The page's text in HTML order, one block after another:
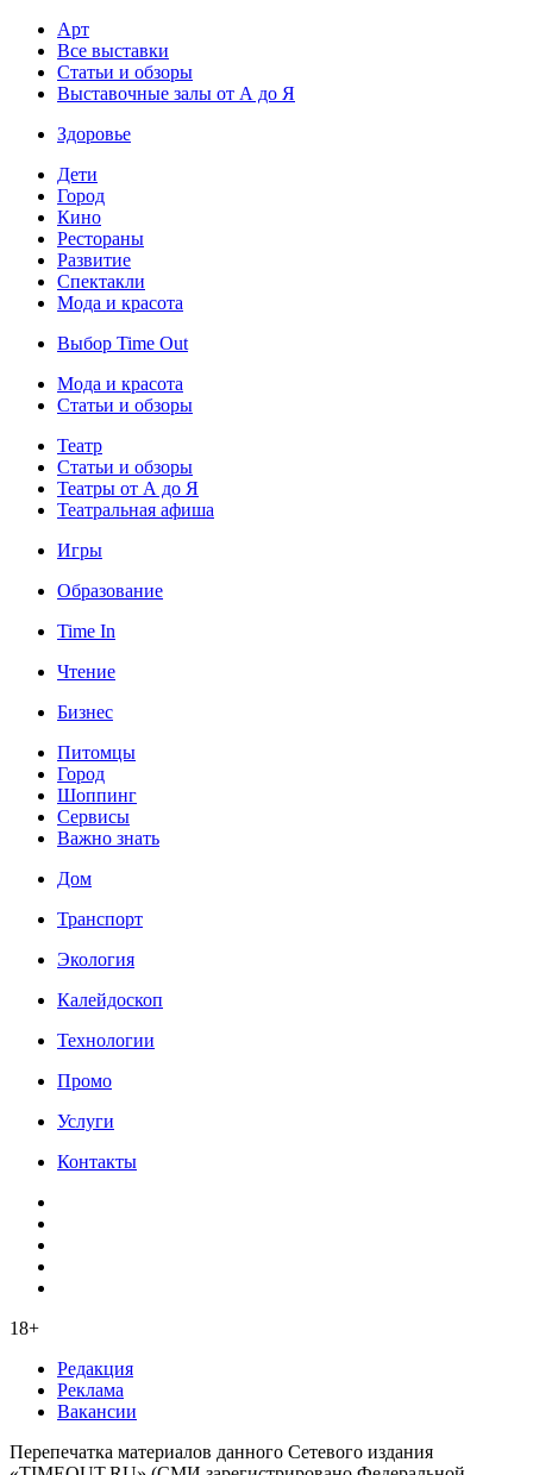
Арт
Все выставки
Статьи и обзоры
Выставочные залы от А до Я
Здоровье
Дети
Город
Кино
Рестораны
Развитие
Спектакли
Мода и красота
Выбор Time Out
Мода и красота
Статьи и обзоры
Театр
Статьи и обзоры
Театры от А до Я
Театральная афиша
Игры
Образование
Time In
Чтение
Бизнес
Питомцы
Город
Шоппинг
Сервисы
Важно знать
Дом
Транспорт
Экология
Калейдоскоп
Технологии
Промо
Услуги
Контакты
18+
Редакция
Реклама
Вакансии
Перепечатка материалов данного Сетевого издания